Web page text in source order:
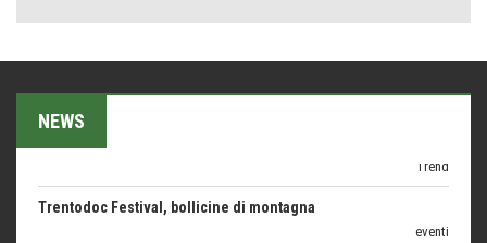
NEWS
Teodorico, sovrano illuminato
Seconde case cambiano le scelte degli italiani
eventi